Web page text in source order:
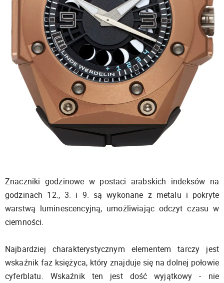
Znaczniki godzinowe w postaci arabskich indeksów na
godzinach 12., 3. i 9. są wykonane z metalu i pokryte
warstwą luminescencyjną, umożliwiając odczyt czasu w
ciemności.
Najbardziej charakterystycznym elementem tarczy jest
wskaźnik faz księżyca, który znajduje się na dolnej połowie
cyferblatu. Wskaźnik ten jest dość wyjątkowy - nie